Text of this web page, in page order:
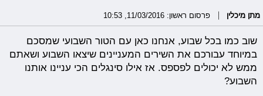
מתן מיכלין פרסום ראשון: 11/03/2016, 10:53
שוב כמו בכל שבוע, אנחנו כאן עם הטור השבועי שמסכם
במיוחד עבורכם את השירים המעניינים שיצאו השבוע ושאתם
ממש לא יכולים לפספס. אז אילו סינגלים הכי עניינו אותנו
השבוע?